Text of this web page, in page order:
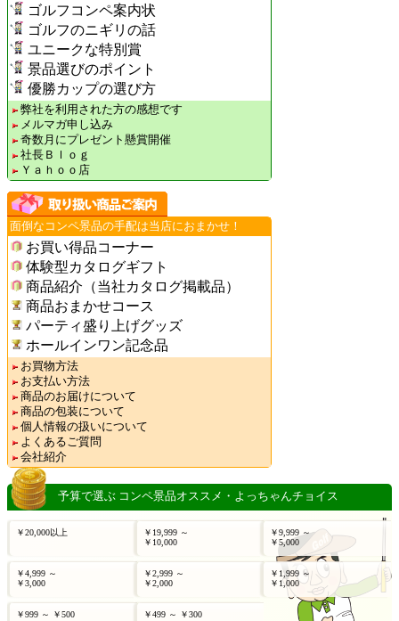
ゴルフコンペ案内状
ゴルフのニギリの話
ユニークな特別賞
景品選びのポイント
優勝カップの選び方
弊社を利用された方の感想です
メルマガ申し込み
奇数月にプレゼント懸賞開催
社長Ｂｌｏｇ
Ｙａｈｏｏ店
面倒なコンペ景品の手配は当店におまかせ！
お買い得品コーナー
体験型カタログギフト
商品紹介（当社カタログ掲載品）
商品おまかせコース
パーティ盛り上げグッズ
ホールインワン記念品
お買物方法
お支払い方法
商品のお届けについて
商品の包装について
個人情報の扱いについて
よくあるご質問
会社紹介